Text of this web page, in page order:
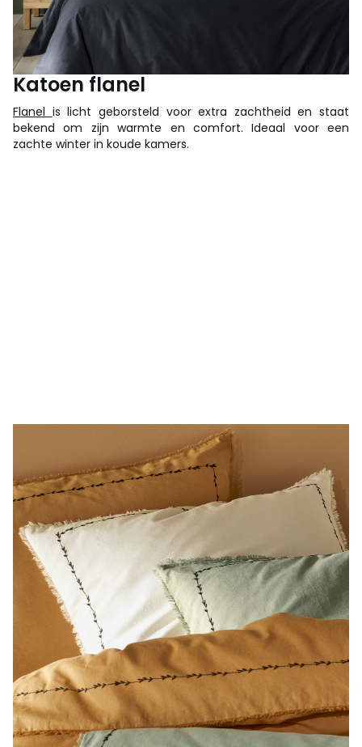
Katoen flanel
Flanel is licht geborsteld voor extra zachtheid en staat
bekend om zijn warmte en comfort. Ideaal voor een
zachte winter in koude kamers.